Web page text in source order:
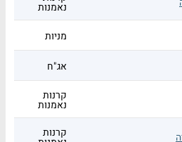
נאמנות
מניות
אג"ח
קרנות
נאמנות
קרנות